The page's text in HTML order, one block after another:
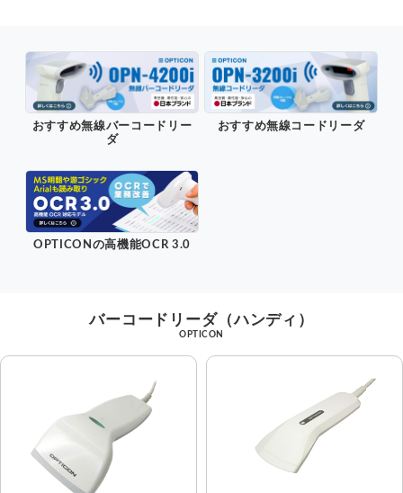
機能・用途から探す
小売・POS 医療・ヘルスケア
公共・選挙
OCR対応
バーコード作成 キーボードウェッジ
Honeywell関連
ハンディ業務アプリ オンデバイスOCR
WelThings® AirWebApp™
CountThings
数量カウント
資料請求 無料デモ機・貸出
注文フォーム 開発・カスタマイズ相談
電話でのお問い合わせ
03-5295-7250
東京｜関東地方より東のお客様
神戸｜中部地方より西のお客様
おすすめ無線バーコードリー
ダ
おすすめ無線コードリーダ
OPTICONの高機能OCR 3.0
バーコードリーダ（ハンディ）
OPTICON